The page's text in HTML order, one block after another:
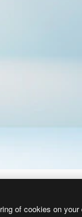
of cookies on